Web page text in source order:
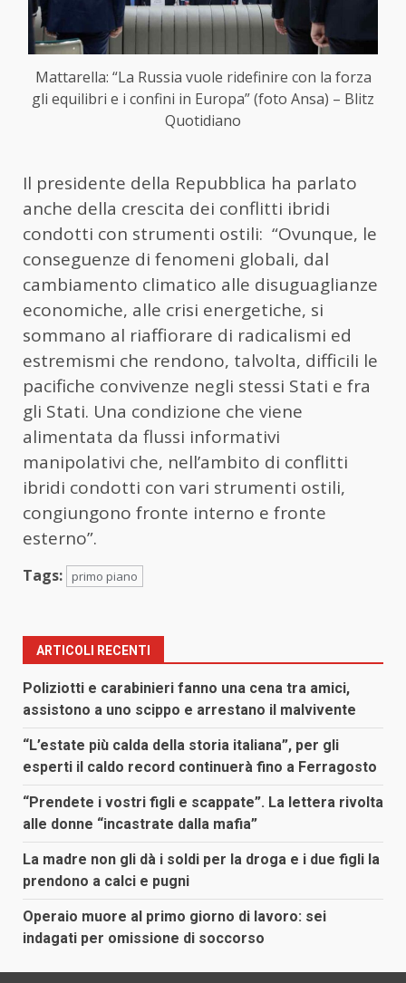
Mattarella: “La Russia vuole ridefinire con la forza
gli equilibri e i confini in Europa” (foto Ansa) – Blitz
Quotidiano
Il presidente della Repubblica ha parlato
anche della crescita dei conflitti ibridi
condotti con strumenti ostili: “Ovunque, le
conseguenze di fenomeni globali, dal
cambiamento climatico alle disuguaglianze
economiche, alle crisi energetiche, si
sommano al riaffiorare di radicalismi ed
estremismi che rendono, talvolta, difficili le
pacifiche convivenze negli stessi Stati e fra
gli Stati. Una condizione che viene
alimentata da flussi informativi
manipolativi che, nell’ambito di conflitti
ibridi condotti con vari strumenti ostili,
congiungono fronte interno e fronte
esterno”.
Tags: primo piano
ARTICOLI RECENTI
Poliziotti e carabinieri fanno una cena tra amici,
assistono a uno scippo e arrestano il malvivente
“L’estate più calda della storia italiana”, per gli
esperti il caldo record continuerà fino a Ferragosto
“Prendete i vostri figli e scappate”. La lettera rivolta
alle donne “incastrate dalla mafia”
La madre non gli dà i soldi per la droga e i due figli la
prendono a calci e pugni
Operaio muore al primo giorno di lavoro: sei
indagati per omissione di soccorso